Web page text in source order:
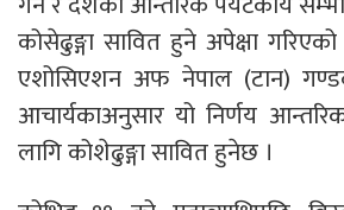
कोसेढुङ्गा सावित हुने अपेक्षा
एशोसिएशन अफ नेपाल (टान)
आचार्यकाअनुसार यो निर्णय
लागि कोशेढुङ्गा सावित हुनेछ ।